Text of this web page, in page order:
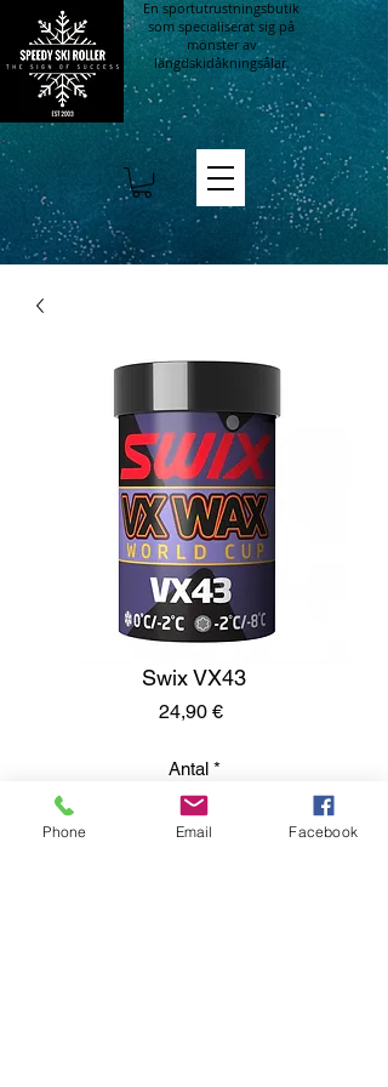
En sportutrustningsbutik
som specialiserat sig på
mönster av
längdskidåkningsålar.
Swix VX43
24,90 €Pris
Antal *
Phone Email Facebook